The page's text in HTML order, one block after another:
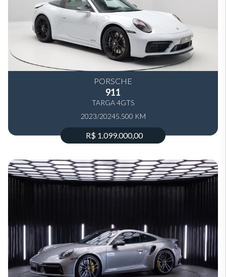
PORSCHE
911
TARGA 4GTS
2023/20245.500 KM
R$ 1.099.000,00